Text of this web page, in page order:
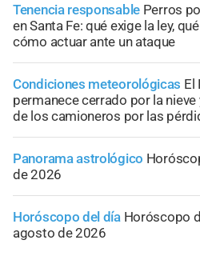
Tenencia responsable Perros
en Santa Fe: qué exige la ley,
cómo actuar ante un ataque
Condiciones meteorológicas El
permanece cerrado por la
de los camioneros por las
Panorama astrológico
de 2026
Horóscopo del día Horóscopo
agosto de 2026